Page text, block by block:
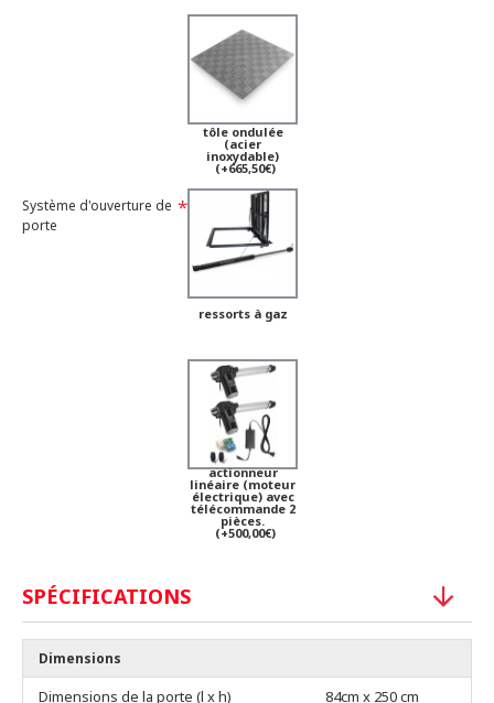
tôle ondulée
(acier
inoxydable)
(+665,50€)
Système d'ouverture de
porte
ressorts à gaz
actionneur
linéaire (moteur
électrique) avec
télécommande 2
pièces.
(+500,00€)
SPÉCIFICATIONS
Dimensions
Dimensions de la porte (l x h)
84cm x 250 cm